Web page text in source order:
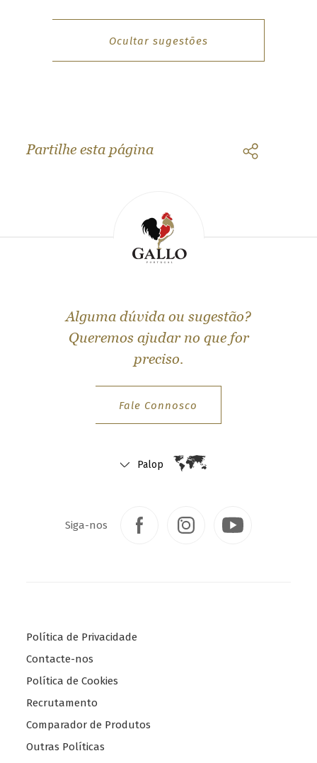
Ocultar sugestões
Partilhe esta página
Siga-nos
Alguma dúvida ou sugestão?
Queremos ajudar no que for
preciso.
Fale Connosco
Palop
Política de Privacidade
Contacte-nos
Política de Cookies
Recrutamento
Comparador de Produtos
Outras Políticas